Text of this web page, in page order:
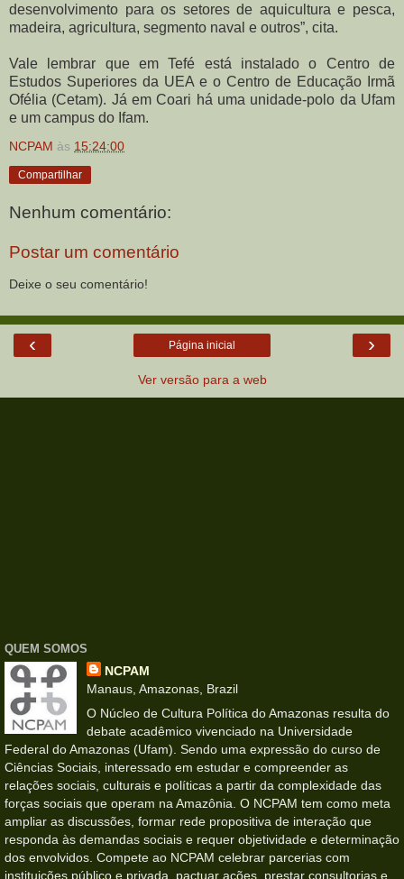
desenvolvimento para os setores de aquicultura e pesca,
madeira, agricultura, segmento naval e outros”, cita.
Vale lembrar que em Tefé está instalado o Centro de
Estudos Superiores da UEA e o Centro de Educação Irmã
Ofélia (Cetam). Já em Coari há uma unidade-polo da Ufam
e um campus do Ifam.
NCPAM às 15:24:00
Compartilhar
Nenhum comentário:
Postar um comentário
Deixe o seu comentário!
‹ ›
Página inicial
Ver versão para a web
QUEM SOMOS
NCPAM
Manaus, Amazonas, Brazil
O Núcleo de Cultura Política do Amazonas resulta do
debate acadêmico vivenciado na Universidade
Federal do Amazonas (Ufam). Sendo uma expressão do curso de
Ciências Sociais, interessado em estudar e compreender as
relações sociais, culturais e políticas a partir da complexidade das
forças sociais que operam na Amazônia. O NCPAM tem como meta
ampliar as discussões, formar rede propositiva de interação que
responda às demandas sociais e requer objetividade e determinação
dos envolvidos. Compete ao NCPAM celebrar parcerias com
instituições público e privada, pactuar ações, prestar consultorias e